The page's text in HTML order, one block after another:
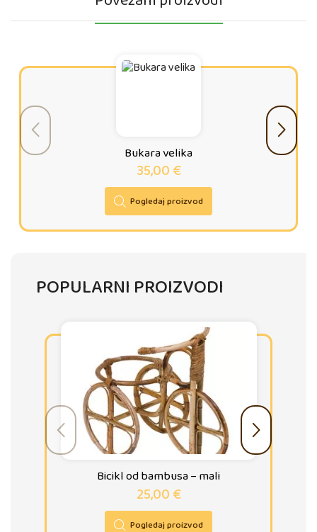
Bukara velika
35,00€
Pogledaj proizvod
POPULARNI PROIZVODI
Bicikl od bambusa – mali
25,00€
Pogledaj proizvod